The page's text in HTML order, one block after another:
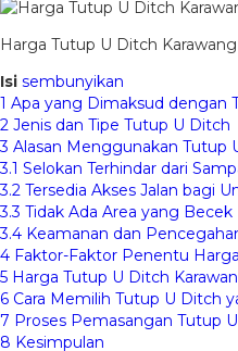
Harga Tutup U Ditch Karawang
Isi sembunyikan
1 Apa yang Dimaksud dengan
2 Jenis dan Tipe Tutup U Ditch
3 Alasan Menggunakan Tutup
3.1 Selokan Terhindar dari
3.2 Tersedia Akses Jalan bagi
3.3 Tidak Ada Area yang Becek
3.4 Keamanan dan
4 Faktor-Faktor Penentu Harga
5 Harga Tutup U Ditch
6 Cara Memilih Tutup U Ditch
7 Proses Pemasangan Tutup
8 Kesimpulan